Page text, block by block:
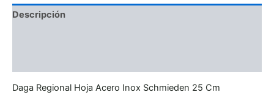
Descripción
Daga Regional Hoja Acero Inox Schmieden 25 Cm